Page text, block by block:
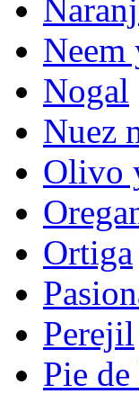
Neem
Nogal
Nuez
Olivo
Ortiga
Perejil
Pie